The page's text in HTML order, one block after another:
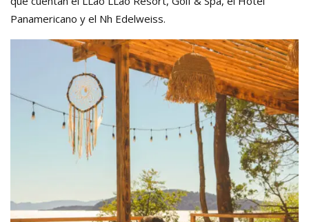
Panamericano y el Nh Edelweiss.